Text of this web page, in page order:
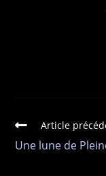
Article
Une lune de